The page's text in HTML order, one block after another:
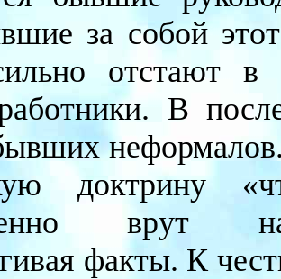
за собой
отстают
В
доктрину
врут
факты. К